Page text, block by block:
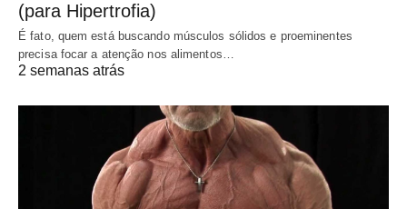
(para Hipertrofia)
É fato, quem está buscando músculos sólidos e proeminentes
precisa focar a atenção nos alimentos…
2 semanas atrás